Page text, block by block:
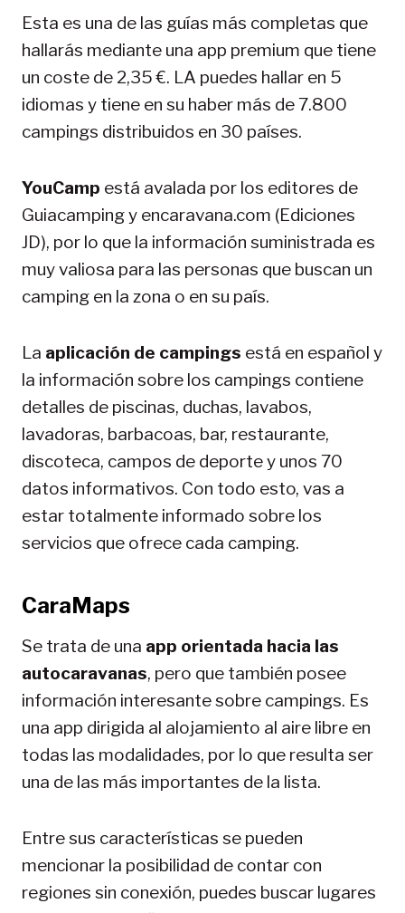
Esta es una de las guías más completas que
hallarás mediante una app premium que tiene
un coste de 2,35 €. LA puedes hallar en 5
idiomas y tiene en su haber más de 7.800
campings distribuidos en 30 países.
YouCamp está avalada por los editores de
Guiacamping y encaravana.com (Ediciones
JD), por lo que la información suministrada es
muy valiosa para las personas que buscan un
camping en la zona o en su país.
La aplicación de campings está en español y
la información sobre los campings contiene
detalles de piscinas, duchas, lavabos,
lavadoras, barbacoas, bar, restaurante,
discoteca, campos de deporte y unos 70
datos informativos. Con todo esto, vas a
estar totalmente informado sobre los
servicios que ofrece cada camping.
CaraMaps
Se trata de una app orientada hacia las
autocaravanas, pero que también posee
información interesante sobre campings. Es
una app dirigida al alojamiento al aire libre en
todas las modalidades, por lo que resulta ser
una de las más importantes de la lista.
Entre sus características se pueden
mencionar la posibilidad de contar con
regiones sin conexión, puedes buscar lugares